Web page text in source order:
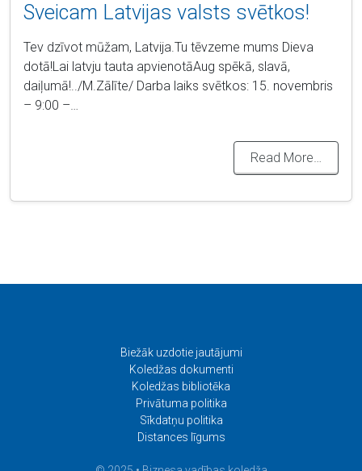
Sveicam Latvijas valsts svētkos!
Tev dzīvot mūžam, Latvija.Tu tēvzeme mums Dieva
dotā!Lai latvju tauta apvienotāAug spēkā, slavā,
daiļumā!../M.Zālīte/ Darba laiks svētkos: 15. novembris
– 9:00 –…
Read More…
Biežāk uzdotie jautājumi
Koledžas dokumenti
Koledžas bibliotēka
Privātuma politika
Sīkdatņu politika
Distances līgums